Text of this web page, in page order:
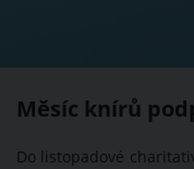
Měsíc knírů
Do listopadové